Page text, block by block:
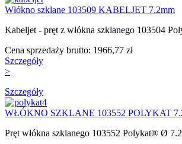
Włókno szklane 103509 KABELJET 7.2mm
Kabeljet - pręt z włókna szklanego 103504
Cena sprzedaży brutto: 1966,77 zł
Szczegóły
>
Szczegóły
WŁÓKNO SZKLANE 103552 POLYKAT
Pręt włókna szklanego 103552 Polykat® Ø